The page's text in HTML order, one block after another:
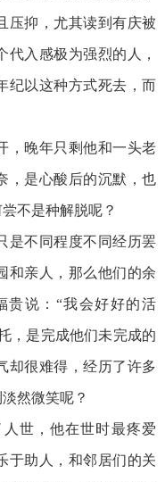
压抑，尤其读到有庆被
入感极为强烈的人，
纪以这种方式死去，而
，晚年只剩他和一头老
，是心酸后的沉默，也
不是种解脱呢？
是不同程度不同经历罢
和亲人，那么他们的余
贵说：“我会好好的活
，是完成他们未完成的
却很难得，经历了许多
然微笑呢？
世，他在世时最疼爱
于助人，和邻居们的关